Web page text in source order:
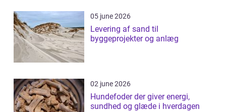
05 june 2026
Levering af sand til
byggeprojekter og anlæg
02 june 2026
Hundefoder der giver energi,
sundhed og glæde i hverdagen